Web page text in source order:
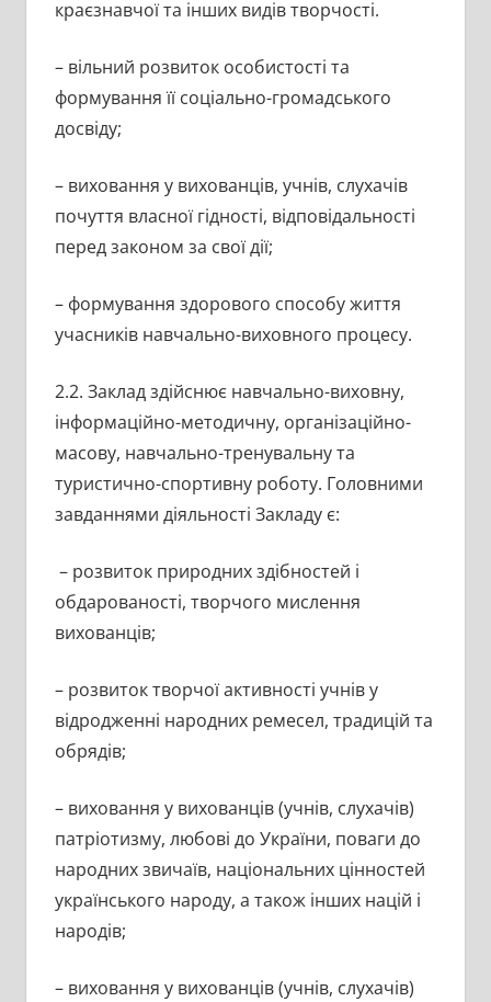
краєзнавчої та інших видів творчості.
– вільний розвиток особистості та
формування її соціально-громадського
досвіду;
– виховання у вихованців, учнів, слухачів
почуття власної гідності, відповідальності
перед законом за свої дії;
– формування здорового способу життя
учасників навчально-виховного процесу.
2.2. Заклад здійснює навчально-виховну,
інформаційно-методичну, організаційно-
масову, навчально-тренувальну та
туристично-спортивну роботу. Головними
завданнями діяльності Закладу є:
– розвиток природних здібностей і
обдарованості, творчого мислення
вихованців;
– розвиток творчої активності учнів у
відродженні народних ремесел, традицій та
обрядів;
– виховання у вихованців (учнів, слухачів)
патріотизму, любові до України, поваги до
народних звичаїв, національних цінностей
українського народу, а також інших націй і
народів;
– виховання у вихованців (учнів, слухачів)